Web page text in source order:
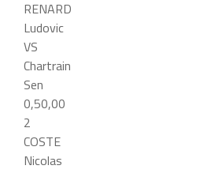
RENARD
Ludovic
VS
Chartrain
Sen
0,50,00
2
COSTE
Nicolas